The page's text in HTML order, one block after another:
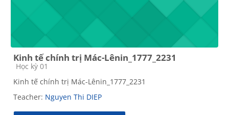
Kinh tế chính trị Mác-Lênin_1777_2231
Course category
Học kỳ 01
Kinh tế chính trị Mác-Lênin_1777_2231
Teacher: Nguyen Thi DIEP